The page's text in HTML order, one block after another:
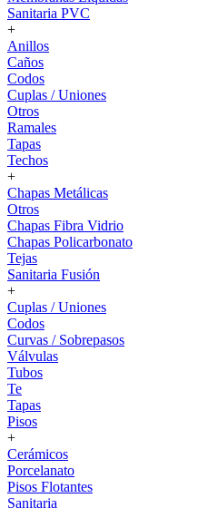
Sanitaria PVC
+
Anillos
Caños
Codos
Cuplas / Uniones
Otros
Ramales
Tapas
Techos
+
Chapas Metálicas
Otros
Chapas Fibra Vidrio
Chapas Policarbonato
Tejas
Sanitaria Fusión
+
Cuplas / Uniones
Codos
Curvas / Sobrepasos
Válvulas
Tubos
Te
Tapas
Pisos
+
Cerámicos
Porcelanato
Pisos Flotantes
Sanitaria